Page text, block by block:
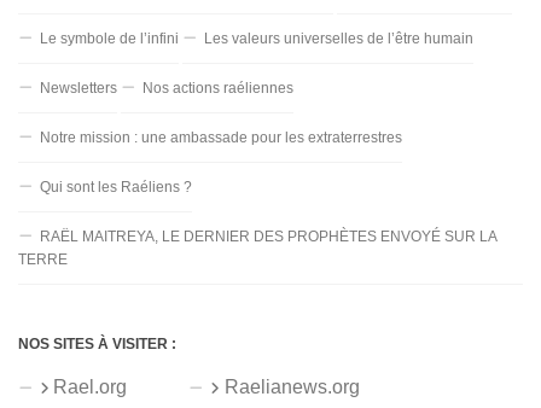
Le symbole de l’infini Les valeurs universelles de l’être humain
Newsletters Nos actions raéliennes
Notre mission : une ambassade pour les extraterrestres
Qui sont les Raéliens ?
RAËL MAITREYA, LE DERNIER DES PROPHÈTES ENVOYÉ SUR LA
TERRE
NOS SITES À VISITER :
Rael.org Raelianews.org